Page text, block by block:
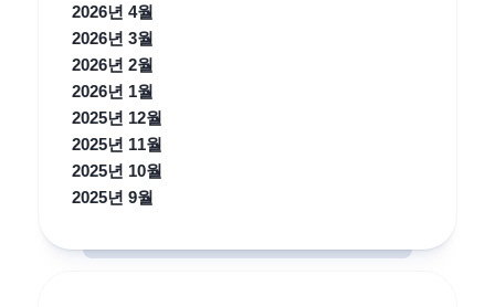
2026년 4월
2026년 3월
2026년 2월
2026년 1월
2025년 12월
2025년 11월
2025년 10월
2025년 9월